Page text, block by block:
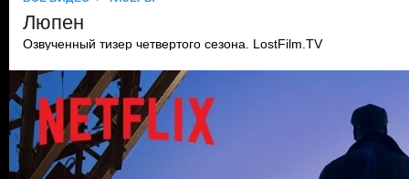
Люпен
Озвученный тизер четвертого сезона. LostFilm.TV